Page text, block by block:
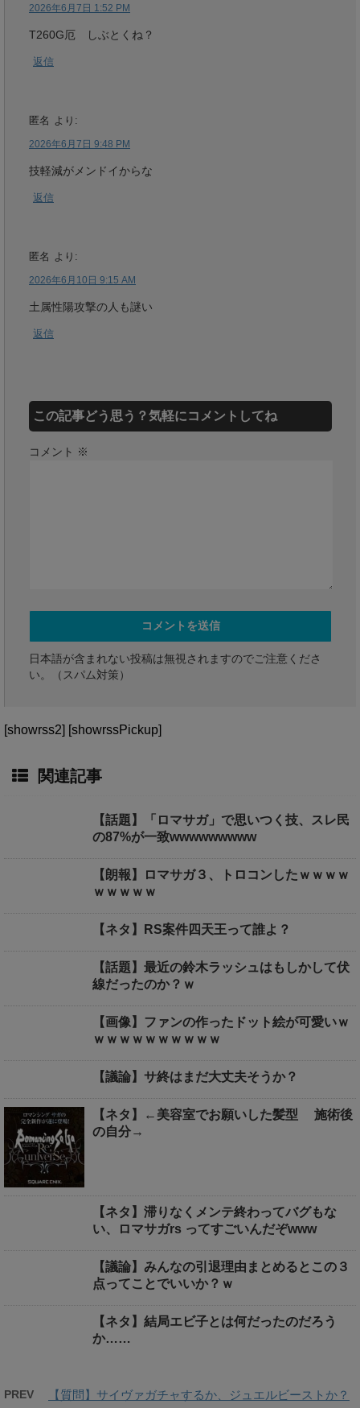
2026年6月7日 1:52 PM
T260G厄 しぶとくね？
返信
匿名 より:
2026年6月7日 9:48 PM
技軽減がメンドイからな
返信
匿名 より:
2026年6月10日 9:15 AM
土属性陽攻撃の人も謎い
返信
この記事どう思う？気軽にコメントしてね
コメント ※
日本語が含まれない投稿は無視されますのでご注意くださ
い。（スパム対策）
[showrss2] [showrssPickup]
関連記事
【話題】「ロマサガ」で思いつく技、スレ民
の87%が一致wwwwwwwww
【朗報】ロマサガ３、トロコンしたｗｗｗｗ
ｗｗｗｗｗ
【ネタ】RS案件四天王って誰よ？
【話題】最近の鈴木ラッシュはもしかして伏
線だったのか？ｗ
【画像】ファンの作ったドット絵が可愛いｗ
ｗｗｗｗｗｗｗｗｗｗ
【議論】サ終はまだ大丈夫そうか？
【ネタ】←美容室でお願いした髪型 施術後
の自分→
【ネタ】滞りなくメンテ終わってバグもな
い、ロマサガrs ってすごいんだぞwww
【議論】みんなの引退理由まとめるとこの３
点ってことでいいか？ｗ
【ネタ】結局エビ子とは何だったのだろう
か……
PREV 【質問】サイヴァガチャするか、ジュエルビーストか？